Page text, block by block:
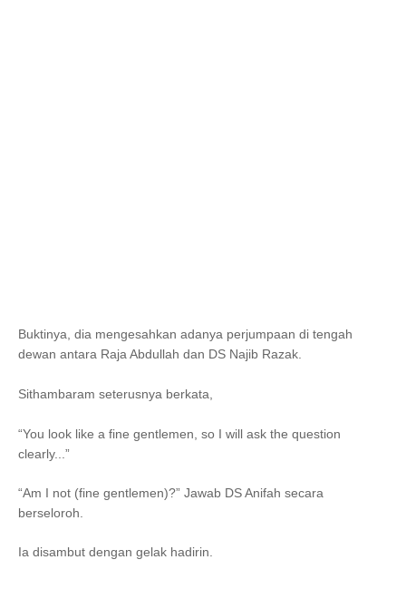
Buktinya, dia mengesahkan adanya perjumpaan di tengah
dewan antara Raja Abdullah dan DS Najib Razak.
Sithambaram seterusnya berkata,
“You look like a fine gentlemen, so I will ask the question
clearly...”
“Am I not (fine gentlemen)?” Jawab DS Anifah secara
berseloroh.
Ia disambut dengan gelak hadirin.